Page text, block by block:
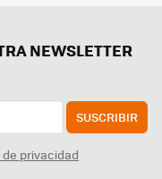
NEWSLETTER
SUSCRIBIR
privacidad